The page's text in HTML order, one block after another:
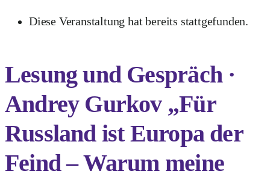
Diese Veranstaltung hat bereits stattgefunden.
Lesung und Gespräch ·
Andrey Gurkov „Für
Russland ist Europa der
Feind – Warum meine